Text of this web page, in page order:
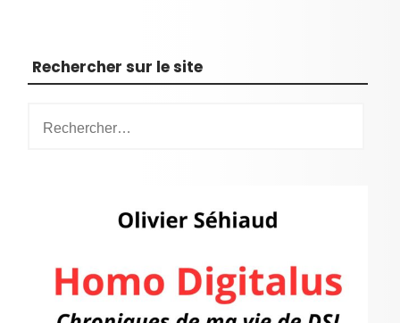
Rechercher sur le site